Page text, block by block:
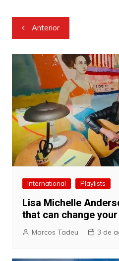
Navegação
de
Post
Anterior
International Playlists
Lisa Michelle
that can change
Marcos Tadeu 3 de